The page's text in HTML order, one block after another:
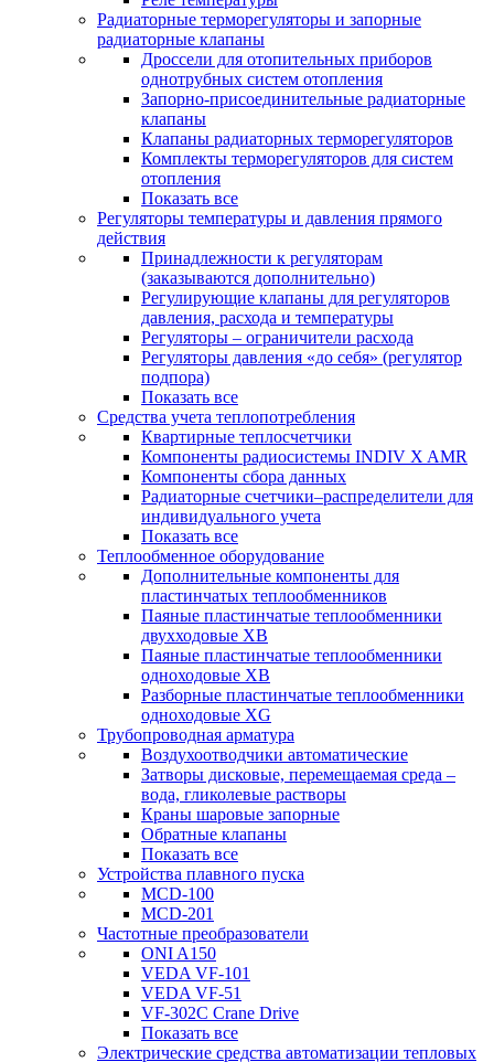
Радиаторные терморегуляторы и запорные
радиаторные клапаны
Дроссели для отопительных приборов
однотрубных систем отопления
Запорно-присоединительные радиаторные
клапаны
Клапаны радиаторных терморегуляторов
Комплекты терморегуляторов для систем
отопления
Показать все
Регуляторы температуры и давления прямого
действия
Принадлежности к регуляторам
(заказываются дополнительно)
Регулирующие клапаны для регуляторов
давления, расхода и температуры
Регуляторы – ограничители расхода
Регуляторы давления «до себя» (регулятор
подпора)
Показать все
Средства учета теплопотребления
Квартирные теплосчетчики
Компоненты радиосистемы INDIV X AMR
Компоненты сбора данных
Радиаторные счетчики–распределители для
индивидуального учета
Показать все
Теплообменное оборудование
Дополнительные компоненты для
пластинчатых теплообменников
Паяные пластинчатые теплообменники
двухходовые XB
Паяные пластинчатые теплообменники
одноходовые ХВ
Разборные пластинчатые теплообменники
одноходовые ХG
Трубопроводная арматура
Воздухоотводчики автоматические
Затворы дисковые, перемещаемая среда –
вода, гликолевые растворы
Краны шаровые запорные
Обратные клапаны
Показать все
Устройства плавного пуска
MCD-100
MCD-201
Частотные преобразователи
ONI A150
VEDA VF-101
VEDA VF-51
VF-302C Crane Drive
Показать все
Электрические средства автоматизации тепловых